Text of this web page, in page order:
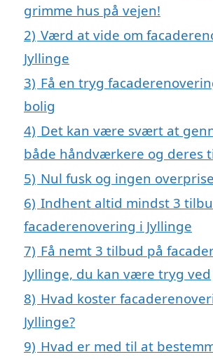
grimme hus på vejen!
2) Værd at vide om
Jyllinge
3) Få en tryg
bolig
4) Det kan være svært at
både håndværkere og deres
5) Nul fusk og ingen
6) Indhent altid mindst 3
facaderenovering i Jyllinge
7) Få nemt 3 tilbud på
Jyllinge, du kan være tryg ved
8) Hvad koster
Jyllinge?
9) Hvad er med til at